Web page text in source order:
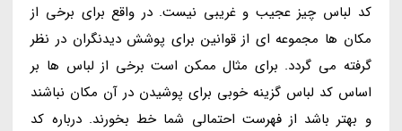
کد لباس چیز عجیب و غریبی نیست. در واقع برای برخی از
مکان ها مجموعه ای از قوانین برای پوشش دیدنگران در نظر
گرفته می گردد. برای مثال ممکن است برخی از لباس ها بر
اساس کد لباس گزینه خوبی برای پوشیدن در آن مکان نباشند
و بهتر باشد از فهرست احتمالی شما خط بخورند. درباره کد